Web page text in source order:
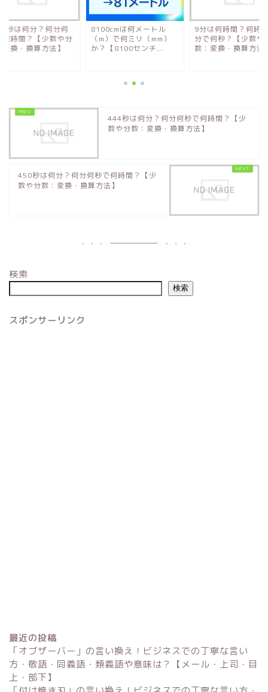
秒は何分？何分何
何時間？【少数や分
換・換算方法】
8100cmは何メートル
（m）で何ミリ（mm）
か？【8100センチ...
9分は何時間？何時
分で何秒？【少数や
数：変換・換算方法
444秒は何分？何分何秒で何時間？【少
数や分数：変換・換算方法】
450秒は何分？何分何秒で何時間？【少
数や分数：変換・換算方法】
検索
検索
スポンサーリンク
最近の投稿
「オブザーバー」の言い換え！ビジネスでの丁寧な言い
方・敬語・同義語・類義語や意味は？【メール・上司・目
上・部下】